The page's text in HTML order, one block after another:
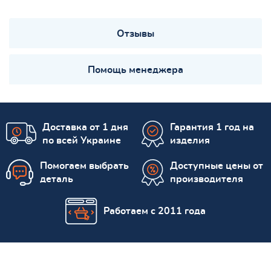
Отзывы
Помощь менеджера
Доставка от 1 дня
по всей Украине
Гарантия 1 год на
изделия
Помогаем выбрать
деталь
Доступные цены от
производителя
Работаем с 2011 года